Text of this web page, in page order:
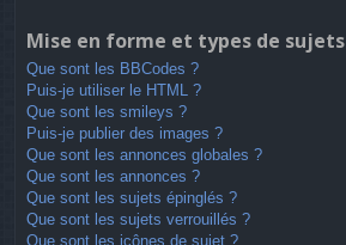
Mise en forme et types de sujets
Que sont les BBCodes ?
Puis-je utiliser le HTML ?
Que sont les smileys ?
Puis-je publier des images ?
Que sont les annonces globales ?
Que sont les annonces ?
Que sont les sujets épinglés ?
Que sont les sujets verrouillés ?
Que sont les icônes de sujet ?